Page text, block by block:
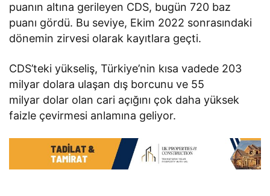
puanın altına gerileyen CDS, bugün 720 baz
puanı gördü. Bu seviye, Ekim 2022 sonrasındaki
dönemin zirvesi olarak kayıtlara geçti.
CDS’teki yükseliş, Türkiye’nin kısa vadede 203
milyar dolara ulaşan dış borcunu ve 55
milyar dolar olan cari açığını çok daha yüksek
faizle çevirmesi anlamına geliyor.